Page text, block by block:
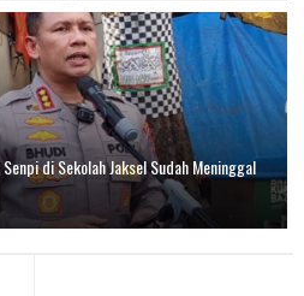
di Sekolah Jaksel Sudah Meninggal